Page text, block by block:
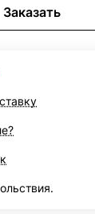
Заказать